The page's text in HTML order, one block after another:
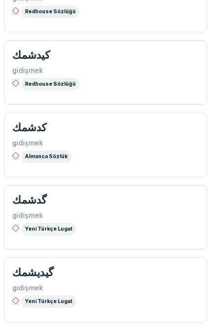
Redhouse Sözlüğü
كیدشمك
gidişmek
Redhouse Sözlüğü
كدشمك
gidişmek
Almanca Sözlük
گدشمك
gidişmek
Yeni Türkçe Lugat
گیدیشمك
gidişmek
Yeni Türkçe Lugat